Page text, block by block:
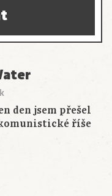
den jsem přešel
říše